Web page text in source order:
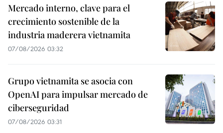
Mercado interno, clave para el
crecimiento sostenible de la
industria maderera vietnamita
07/08/2026 03:32
Grupo vietnamita se asocia con
OpenAI para impulsar mercado de
ciberseguridad
07/08/2026 03:31